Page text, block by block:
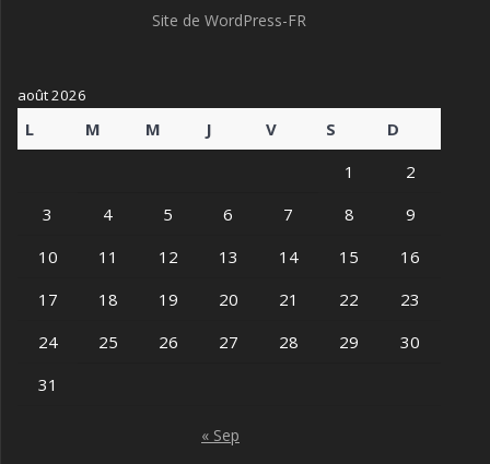
Site de WordPress-FR
août 2026
L M M J V S
D
1
2
3
4 5 6 7 8
9
10
11 12 13 14 15
16
17
18 19 20 21 22
23
24
25 26 27 28 29
30
31
« Sep